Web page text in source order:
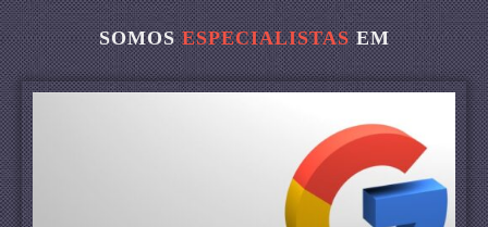
SOMOSESPECIALISTASEM